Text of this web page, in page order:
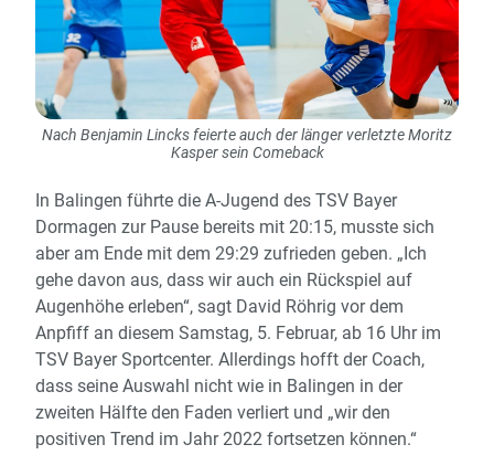
Nach Benjamin Lincks feierte auch der länger verletzte Moritz
Kasper sein Comeback
In Balingen führte die A-Jugend des TSV Bayer
Dormagen zur Pause bereits mit 20:15, musste sich
aber am Ende mit dem 29:29 zufrieden geben. „Ich
gehe davon aus, dass wir auch ein Rückspiel auf
Augenhöhe erleben“, sagt David Röhrig vor dem
Anpfiff an diesem Samstag, 5. Februar, ab 16 Uhr im
TSV Bayer Sportcenter. Allerdings hofft der Coach,
dass seine Auswahl nicht wie in Balingen in der
zweiten Hälfte den Faden verliert und „wir den
positiven Trend im Jahr 2022 fortsetzen können.“